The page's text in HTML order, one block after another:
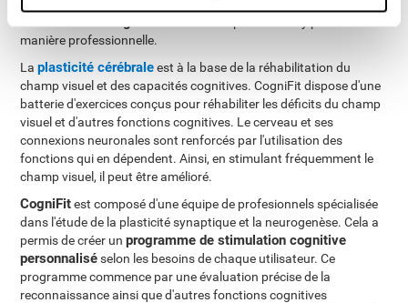
manière professionnelle.
Laplasticité cérébraleest à la base de la réhabilitation du
champ visuel et des capacités cognitives. CogniFit dispose d'une
batterie d'exercices conçus pour réhabiliter les déficits du champ
visuel et d'autres fonctions cognitives. Le cerveau et ses
connexions neuronales sont renforcés par l'utilisation des
fonctions qui en dépendent. Ainsi, en stimulant fréquemment le
champ visuel, il peut être amélioré.
CogniFitest composé d'une équipe de profesionnels spécialisée
dans l'étude de la plasticité synaptique et la neurogenèse. Cela a
permis de créer unprogramme de stimulation cognitive
personnaliséselon les besoins de chaque utilisateur. Ce
programme commence par une évaluation précise de la
reconnaissance ainsi que d'autres fonctions cognitives